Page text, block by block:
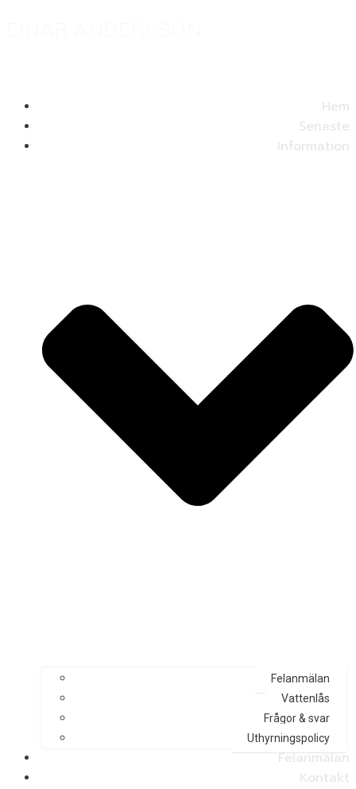
Hem
Senaste
Information
Felanmälan
Vattenlås
Frågor & svar
Uthyrningspolicy
Felanmälan
Kontakt